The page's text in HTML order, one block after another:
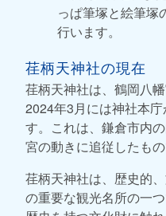
っぱ筆塚と絵筆塚
行います。
荏柄天神社の現在
荏柄天神社は、鶴岡八
2024年3月には神社本
す。これは、鎌倉市内
宮の動きに追従したもの
荏柄天神社は、歴史的
の重要な観光名所の一